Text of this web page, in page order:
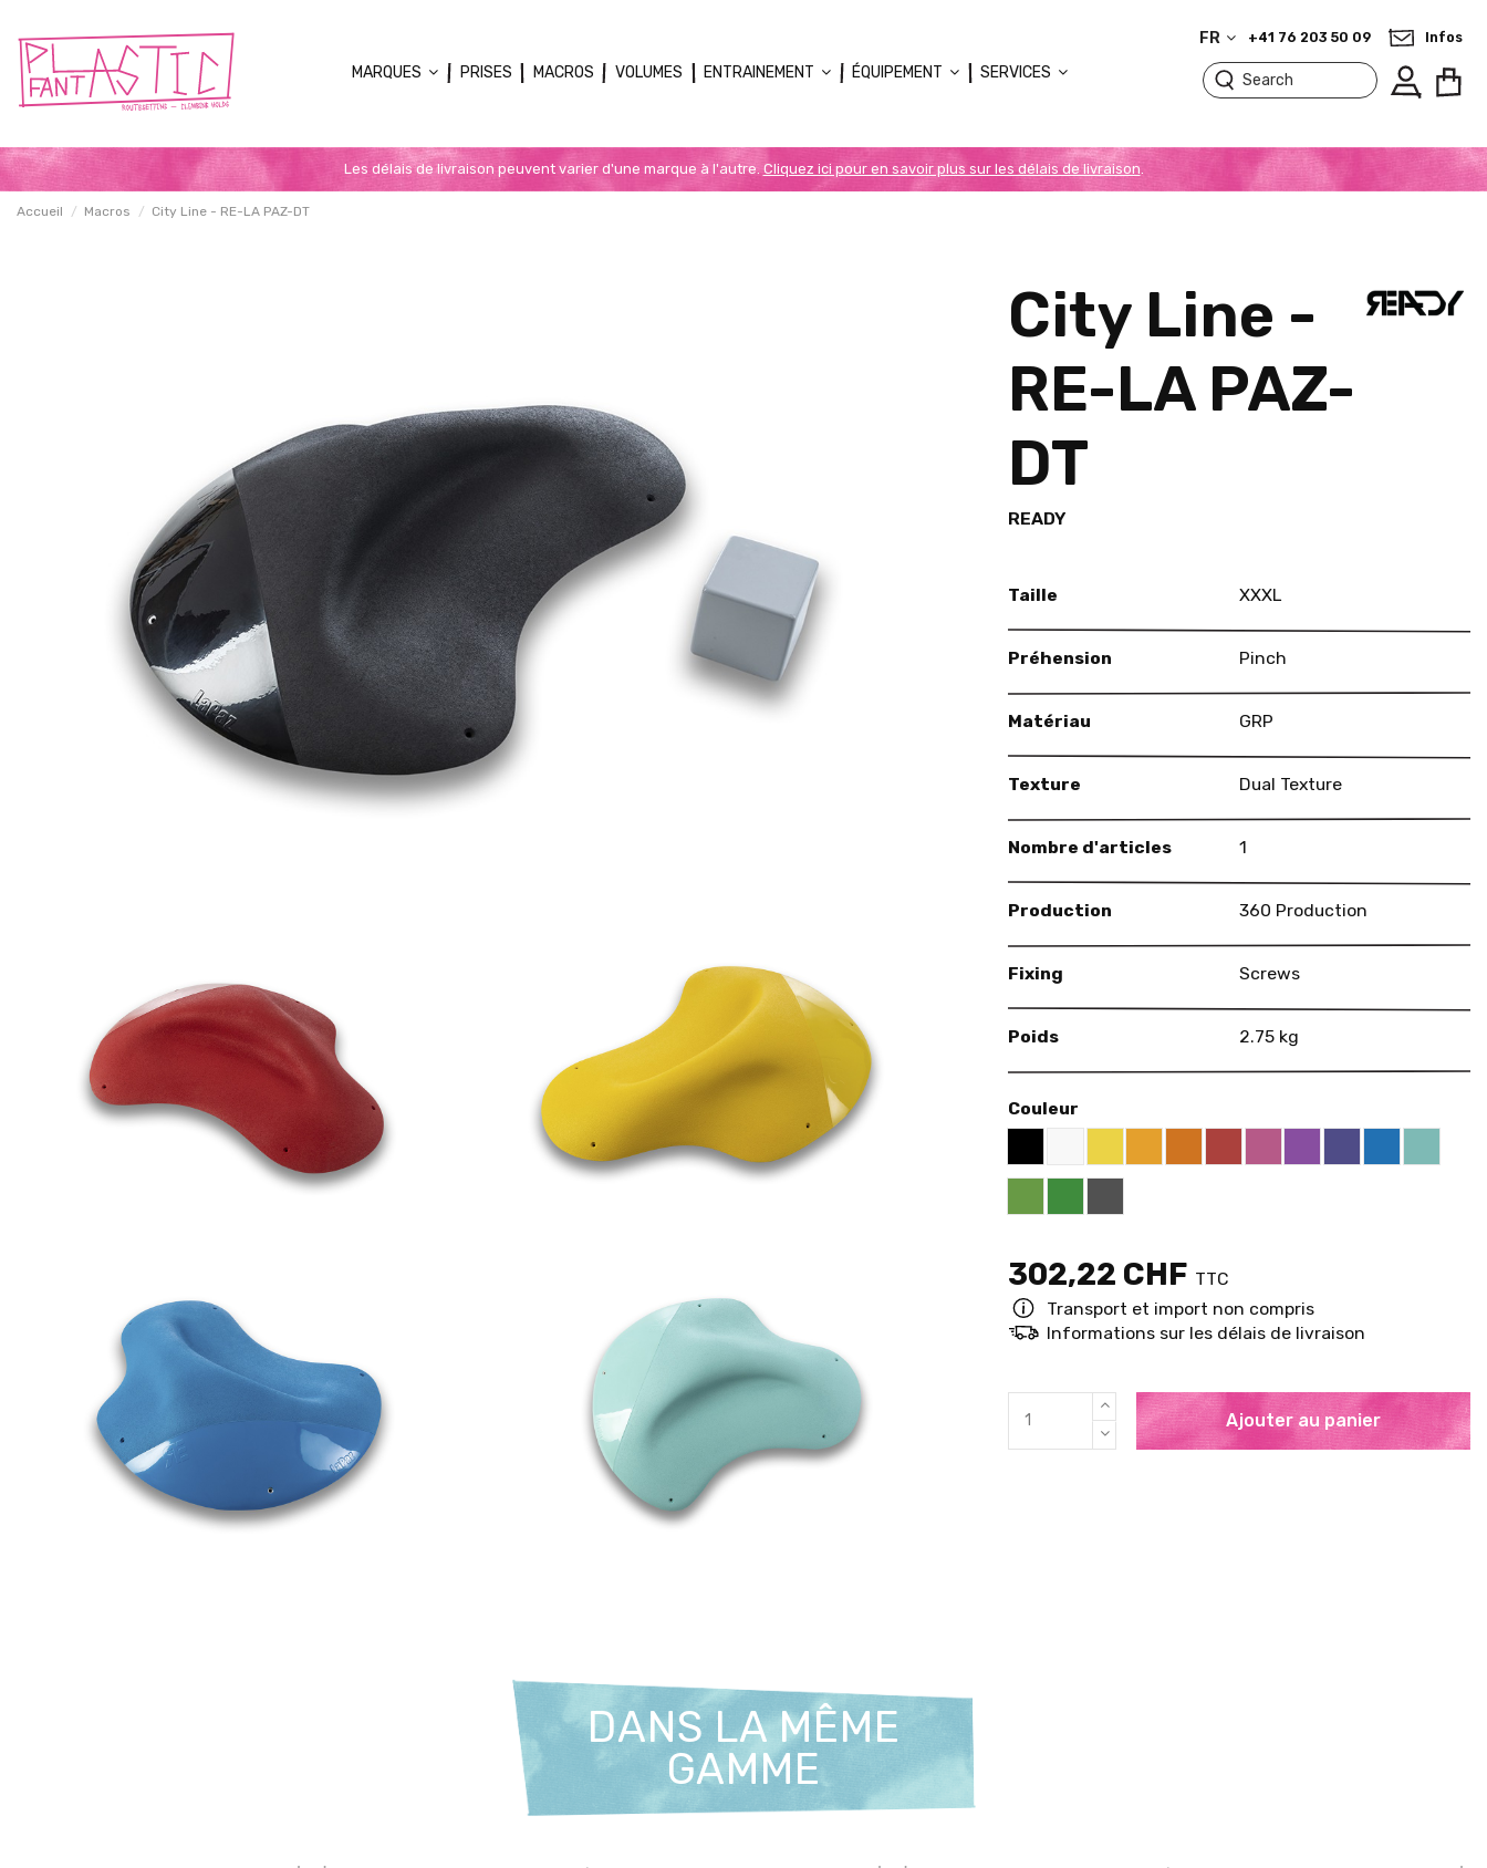
MARQUES PRISES MACROS VOLUMES ENTRAINEMENT ÉQUIPEMENT SERVICES
FR +41 76 203 50 09 Infos
Les délais de livraison peuvent varier d'une marque à l'autre. Cliquez ici pour en savoir plus sur les délais de livraison.
Accueil Macros City Line - RE-LA PAZ-DT
City Line -
RE-LA PAZ-
DT
READY
Taille XXXL
Préhension Pinch
Matériau GRP
Texture Dual Texture
Nombre d'articles 1
Production 360 Production
Fixing Screws
Poids 2.75 kg
Couleur
Black RAL 9005
WhiteYellow RAL 1018Deep Orange RAL 2011
Red RAL 3000
Pink RAL 4003
Violet RAL 4008
US Purple S4050
Blue RAL
Mint
Brigth Green RAL 6018
Pure Green RAL 6037
Grey RAL 7001
302,22 CHF TTC
Transport et import non compris
Informations sur les délais de livraison
Ajouter au panier
DANS LA MÊME
GAMME